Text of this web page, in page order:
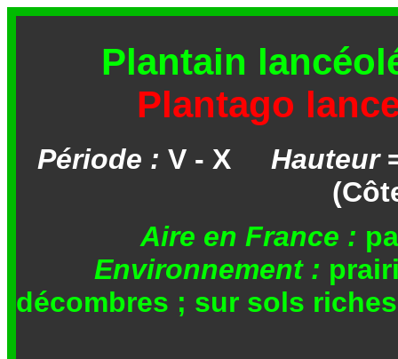
Plantain
Plantago
Période : V - X Hauteur
Aire en France :
Environnement :
décombres ; sur sols